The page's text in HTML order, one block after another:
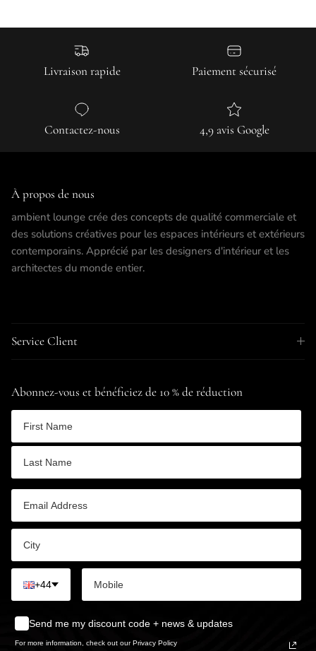
Livraison rapide Paiement sécurisé
Contactez-nous 4,9 avis Google
À propos de nous
ambient lounge crée des concepts de qualité commerciale et
des solutions créatives pour les espaces intérieurs et extérieurs
contemporains. Apprécié par les designers d'intérieur et les
architectes du monde entier.
Service Client
Abonnez-vous et bénéficiez de 10 % de réduction
+44
Send me my discount code + news & updates
For more information, check out our Privacy Policy